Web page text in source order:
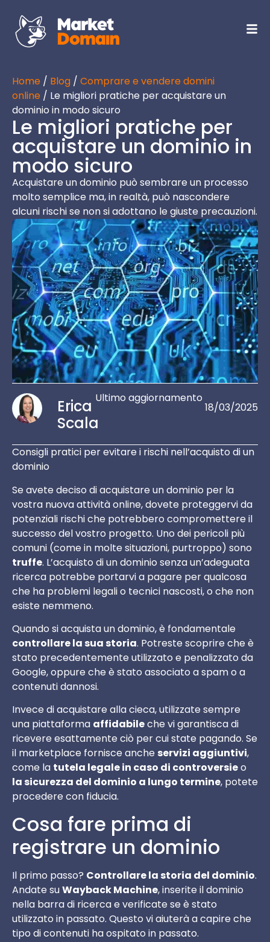
Home / Blog / Comprare e vendere domini
online / Le migliori pratiche per acquistare un
dominio in modo sicuro
Le migliori pratiche per
acquistare un dominio in
modo sicuro
Acquistare un dominio può sembrare un processo
molto semplice ma, in realtà, può nascondere
alcuni rischi se non si adottano le giuste precauzioni.
Erica
Scala
Ultimo aggiornamento
18/03/2025
Consigli pratici per evitare i rischi nell’acquisto di un
dominio
Se avete deciso di acquistare un dominio per la
vostra nuova attività online, dovete proteggervi da
potenziali rischi che potrebbero compromettere il
successo del vostro progetto. Uno dei pericoli più
comuni (come in molte situazioni, purtroppo) sono
truffe. L’acquisto di un dominio senza un’adeguata
ricerca potrebbe portarvi a pagare per qualcosa
che ha problemi legali o tecnici nascosti, o che non
esiste nemmeno.
Quando si acquista un dominio, è fondamentale
controllare la sua storia. Potreste scoprire che è
stato precedentemente utilizzato e penalizzato da
Google, oppure che è stato associato a spam o a
contenuti dannosi.
Invece di acquistare alla cieca, utilizzate sempre
una piattaforma affidabileche vi garantisca di
ricevere esattamente ciò per cui state pagando. Se
il marketplace fornisce anche servizi aggiuntivi,
come la tutela legale in caso di controversieo
la sicurezza del dominio a lungo termine, potete
procedere con fiducia.
Cosa fare prima di
registrare un dominio
Il primo passo? Controllare la storia del dominio.
Andate suWayback Machine, inserite il dominio
nella barra di ricerca e verificate se è stato
utilizzato in passato. Questo vi aiuterà a capire che
tipo di contenuti ha ospitato in passato.